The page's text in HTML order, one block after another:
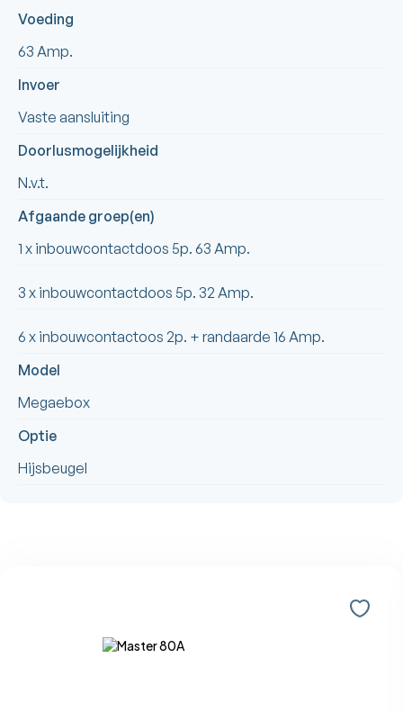
Voeding
63 Amp.
Invoer
Vaste aansluiting
Doorlusmogelijkheid
N.v.t.
Afgaande groep(en)
1 x inbouwcontactdoos 5p. 63 Amp.
3 x inbouwcontactdoos 5p. 32 Amp.
6 x inbouwcontactoos 2p. + randaarde 16 Amp.
Model
Megaebox
Optie
Hijsbeugel